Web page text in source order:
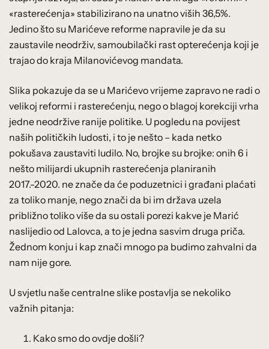
«rasterećenja» stabilizirano na unatno viših 36,5%.
Jedino što su Marićeve reforme napravile je da su
zaustavile neodrživ, samoubilački rast opterećenja koji je
trajao do kraja Milanovićevog mandata.
Slika pokazuje da se u Marićevo vrijeme zapravo ne radi o
velikoj reformi i rasterećenju, nego o blagoj korekciji vrha
jedne neodržive ranije politike. U pogledu na povijest
naših političkih ludosti, i to je nešto – kada netko
pokušava zaustaviti ludilo. No, brojke su brojke: onih 6 i
nešto milijardi ukupnih rasterećenja planiranih
2017.-2020. ne znače da će poduzetnici i građani plaćati
za toliko manje, nego znači da bi im država uzela
približno toliko više da su ostali porezi kakve je Marić
naslijedio od Lalovca, a to je jedna sasvim druga priča.
Žednom konju i kap znači mnogo pa budimo zahvalni da
nam nije gore.
U svjetlu naše centralne slike postavlja se nekoliko
važnih pitanja:
Kako smo do ovdje došli?